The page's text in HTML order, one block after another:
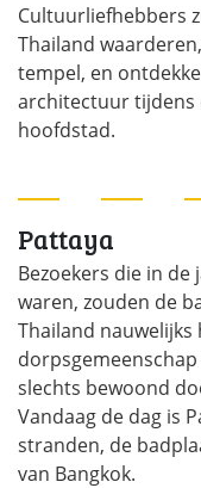
Cultuurliefhebbers
Thailand
tempel, en
architectuur
hoofdstad.
Pattaya
Bezoekers die in de
waren, zouden de
Thailand
slechts bewoond
Vandaag de dag is
stranden, de
van Bangkok.